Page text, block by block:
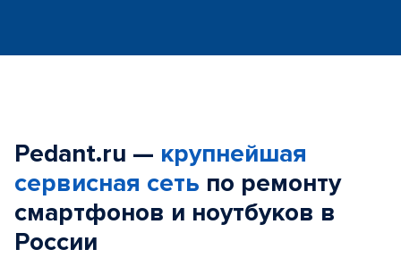
Pedant.ru — крупнейшая
сервисная сеть по ремонту
смартфонов и ноутбуков в
России